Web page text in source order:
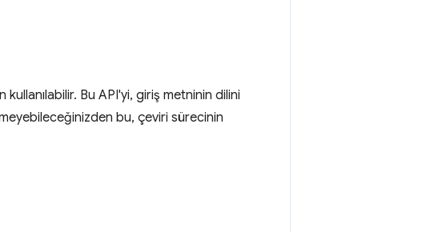
Bu API'yi, giriş metninin dilini
bu, çeviri sürecinin